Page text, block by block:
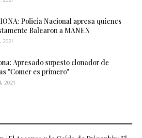
Policía Nacional apresa quienes
Balearon a MANEN
2021
Apresado supesto clonador de
"Comer es primero"
2021